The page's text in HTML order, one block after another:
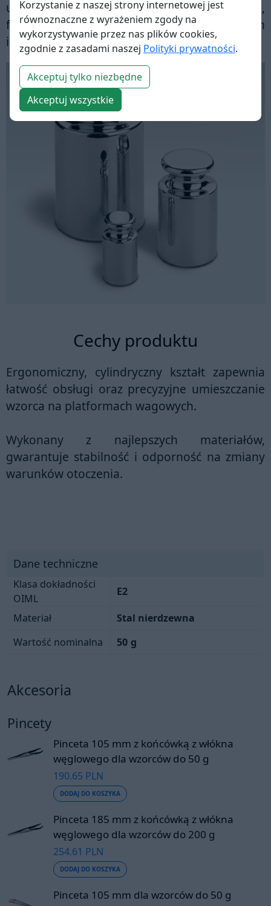
używanych w laboratoriach metrologicznych,
farmaceutycznych, chemicznych oraz innych
instytucjach badawczych i przemysłowych.
Cechy produktu
Ergonomiczny, cylindryczny kształt zapewnia
łatwość obsługi oraz precyzyjne umieszczanie
wzorca na platformach wagowych.
Wykonany z najlepszych materiałów,
gwarantuje stabilność i odporność na zmiany
warunków otoczenia.
Dane techniczne
Klasa dokładności
OIML
E2
Materiał
Stal nierdzewna
Wartość nominalna
50 g
Akcesoria
Pincety
Pinceta 105 mm z końcówką z włókna
węglowego dla wzorców do 50 g
190.65 PLN
DODAJ DO KOSZYKA
Pinceta 185 mm z końcówką z włókna
węglowego dla wzorców do 200 g
254.61 PLN
DODAJ DO KOSZYKA
Pinceta 105 mm dla wzorców do 50 g
Korzystanie z naszej strony internetowej jest
równoznaczne z wyrażeniem zgody na
wykorzystywanie przez nas plików cookies,
zgodnie z zasadami naszej Polityki prywatności.
Akceptuj tylko niezbędne
Akceptuj wszystkie